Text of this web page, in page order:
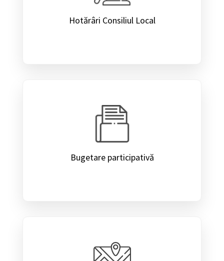
Hotărâri Consiliul Local
Bugetare participativă